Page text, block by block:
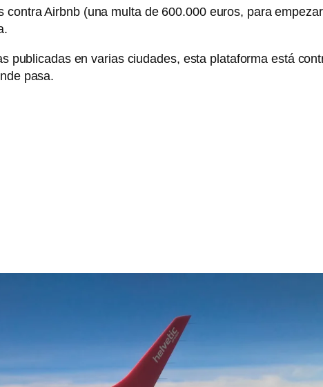
Airbnb (una multa de 600.000 euros, para
publicadas en varias ciudades, esta plataforma está
pasa.